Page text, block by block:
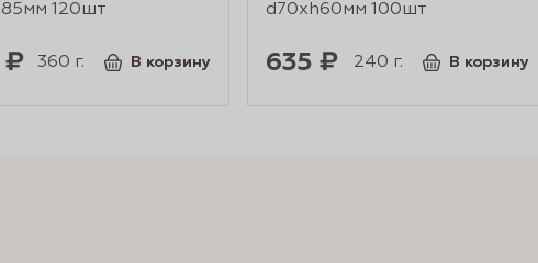
120шт
₽ 360 г. В корзину
d70xh60мм 100шт
635 ₽ 240 г. В корзину